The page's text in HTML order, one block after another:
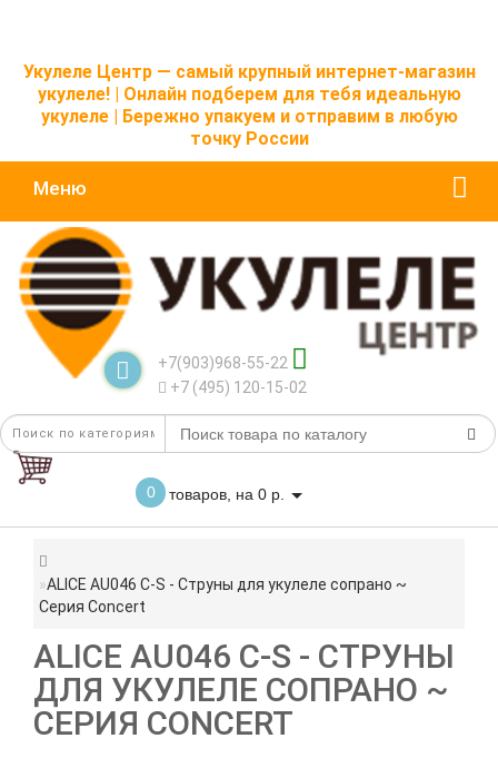
Укулеле Центр — самый крупный интернет-магазин
укулеле! | Онлайн подберем для тебя идеальную
укулеле | Бережно упакуем и отправим в любую
точку России
Меню
+7(903)968-55-22
+7 (495) 120-15-02
0 товаров, на 0 р.
ALICE AU046 C-S - Струны для укулеле сопрано ~
Серия Concert
ALICE AU046 C-S - СТРУНЫ
ДЛЯ УКУЛЕЛЕ СОПРАНО ~
СЕРИЯ CONCERT